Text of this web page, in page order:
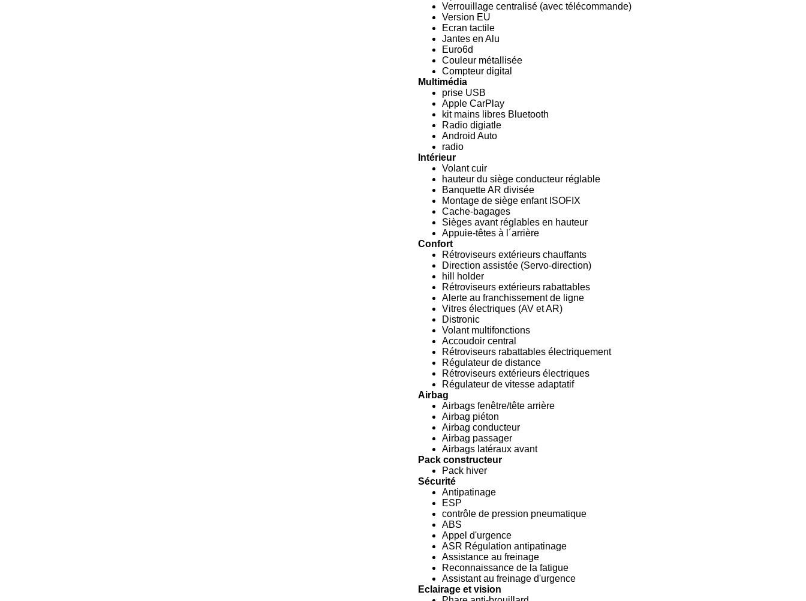
Verrouillage centralisé (avec télécommande)
Version EU
Ecran tactile
Jantes en Alu
Euro6d
Couleur métallisée
Compteur digital
Multimédia
prise USB
Apple CarPlay
kit mains libres Bluetooth
Radio digiatle
Android Auto
radio
Intérieur
Volant cuir
hauteur du siège conducteur réglable
Banquette AR divisée
Montage de siège enfant ISOFIX
Cache-bagages
Sièges avant réglables en hauteur
Appuie-têtes à l´arrière
Confort
Rétroviseurs extérieurs chauffants
Direction assistée (Servo-direction)
hill holder
Rétroviseurs extérieurs rabattables
Alerte au franchissement de ligne
Vitres électriques (AV et AR)
Distronic
Volant multifonctions
Accoudoir central
Rétroviseurs rabattables électriquement
Régulateur de distance
Rétroviseurs extérieurs électriques
Régulateur de vitesse adaptatif
Airbag
Airbags fenêtre/tête arrière
Airbag piéton
Airbag conducteur
Airbag passager
Airbags latéraux avant
Pack constructeur
Pack hiver
Sécurité
Antipatinage
ESP
contrôle de pression pneumatique
ABS
Appel d'urgence
ASR Régulation antipatinage
Assistance au freinage
Reconnaissance de la fatigue
Assistant au freinage d'urgence
Eclairage et vision